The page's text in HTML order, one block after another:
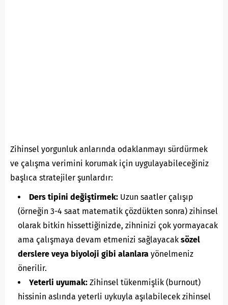
Zihinsel yorgunluk anlarında odaklanmayı sürdürmek
ve çalışma verimini korumak için uygulayabileceğiniz
başlıca stratejiler şunlardır:
Ders tipini değiştirmek: Uzun saatler çalışıp
(örneğin 3-4 saat matematik çözdükten sonra) zihinsel
olarak bitkin hissettiğinizde, zihninizi çok yormayacak
ama çalışmaya devam etmenizi sağlayacak sözel
derslere veya biyoloji gibi alanlara yönelmeniz
önerilir.
Yeterli uyumak: Zihinsel tükenmişlik (burnout)
hissinin aslında yeterli uykuyla aşılabilecek zihinsel